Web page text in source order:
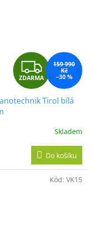
Z
D
A
R
M
A
ZDARMA
159 990
Kč
–30 %
Tirol bílá
Skladem
Do košíku
Kód: VK15